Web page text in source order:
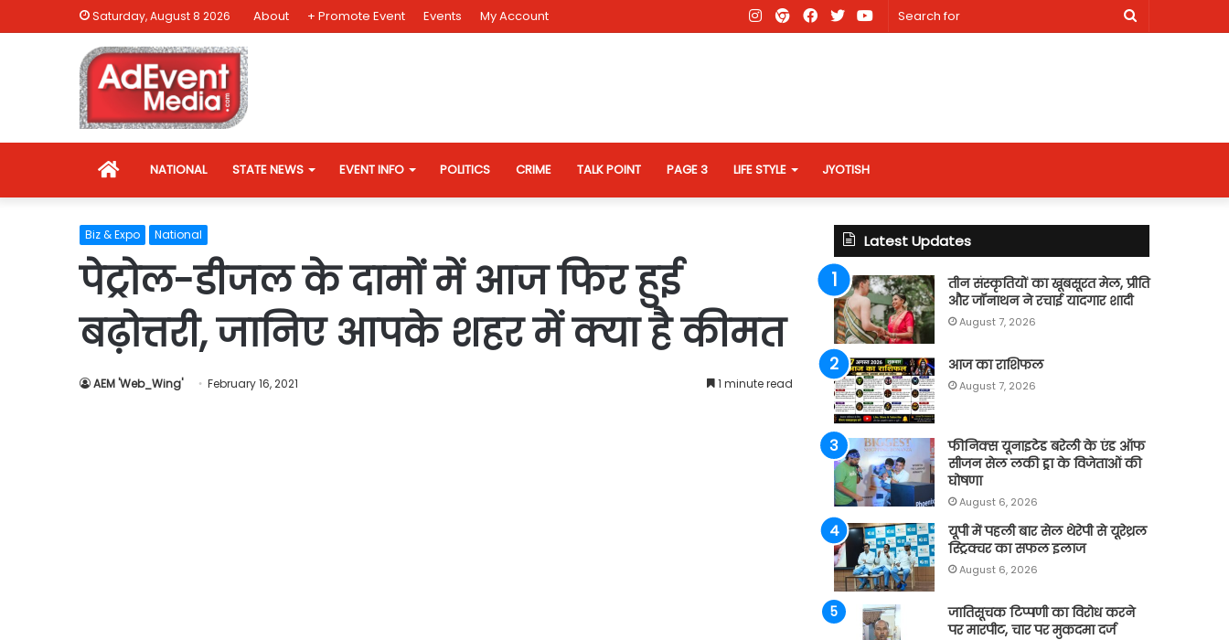
Saturday, August 8 2026 About + Promote Event Events My Account
Search
Youtube
X
Facebook
AD
Instagram
HOMENATIONAL STATE NEWS EVENT INFO POLITICS CRIME TALK POINT PAGE 3 LIFE STYLE JYOTISH
Biz & Expo National
पेट्रोल-डीजल के दामों में आज फिर हुई
बढ़ोत्तरी, जानिए आपके शहर में क्या है कीमत
AEM 'Web_Wing' February 16, 2021 1 minute read
Latest Updates
तीन संस्कृतियों का खूबसूरत मेल, प्रीति
और जॉनाथन ने रचाई यादगार शादी
August 7, 2026
आज का राशिफल
August 7, 2026
फीनिक्स यूनाइटेड बरेली के एंड ऑफ
सीजन सेल लकी ड्रा के विजेताओं की
घोषणा
August 6, 2026
यूपी में पहली बार सेल थेरेपी से यूरेथ्रल
स्ट्रिक्चर का सफल इलाज
August 6, 2026
जातिसूचक टिप्पणी का विरोध करने
पर मारपीट, चार पर मुकदमा दर्ज